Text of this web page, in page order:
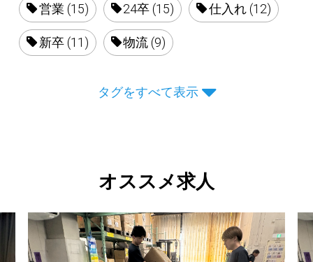
営業 (15) 24卒 (15) 仕入れ (12)
新卒 (11) 物流 (9)
タグをすべて表示
オススメ求人